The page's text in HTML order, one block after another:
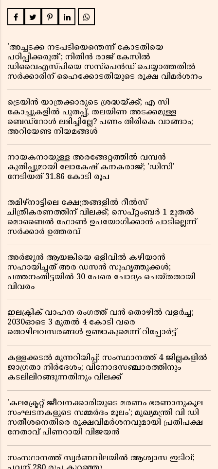
'അച്ചടക്ക നടപടിയെന്തെന്ന് കോടതിയെ
പഠിപ്പിക്കരുത്'; നിതിൻ രാജ് കേസിൽ
ഡിവൈഎസ്പിയെ സസ്പെൻഡ് ചെയ്യാത്തതിൽ
സർക്കാരിന് ഹൈക്കോടതിയുടെ രൂക്ഷ വിമർശനം
ട്രെയിൻ യാത്രക്കാരുടെ ശ്രദ്ധയ്ക്ക്; എ സി
കോച്ചുകളിൽ പുതപ്പ്, തലയിണ അടക്കമുള്ള
ബെഡ്റോൾ ലഭിച്ചില്ലേ? പണം തിരികെ വാങ്ങാം;
അറിയേണ്ട നിയമങ്ങൾ
നായകനായുള്ള അരങ്ങേറ്റത്തിൽ വമ്പൻ
കുതിപ്പുമായി ലോകേഷ് കനകരാജ്; 'ഡിസി'
നേടിയത് 31.86 കോടി രൂപ
തമിഴ്‌നാട്ടിലെ ക്ഷേത്രങ്ങളിൽ റീൽസ്
ചിത്രീകരണത്തിന് വിലക്ക്; സെപ്റ്റംബർ 1 മുതൽ
മൊബൈൽ ഫോൺ ഉപയോഗിക്കാൻ പാടില്ലെന്ന്
സർക്കാർ ഉത്തരവ്
അർജുൻ ആയങ്കിയെ ഒളിവിൽ കഴിയാൻ
സഹായിച്ചത് അര ഡസൻ സുഹൃത്തുക്കൾ;
പത്തനംതിട്ടയിൽ 30 പേരെ ചോദ്യം ചെയ്തതായി
വിവരം ​​​​​​​
ഇലക്ട്രിക് വാഹന രംഗത്ത് വൻ തൊഴിൽ വളർച്ച;
2030ഓടെ 3 മുതൽ 4 കോടി വരെ
തൊഴിലവസരങ്ങൾ ഉണ്ടാകുമെന്ന് റിപ്പോർട്ട്
കള്ളക്കടൽ മുന്നറിയിപ്പ്: സംസ്ഥാനത്ത് 4 ജില്ലകളിൽ
ജാഗ്രതാ നിർദേശം; വിനോദസഞ്ചാരത്തിനും
കടലിലിറങ്ങുന്നതിനും വിലക്ക്
'കലക്ട്രേറ്റ് ജീവനക്കാരിയുടെ മരണം ഭരണാനുകൂല
സംഘടനകളുടെ സമ്മർദം മൂലം'; മുഖ്യമന്ത്രി വി ഡി
സതീശനെതിരെ രൂക്ഷവിമർശനവുമായി പ്രതിപക്ഷ
നേതാവ് പിണറായി വിജയൻ
സംസ്ഥാനത്ത് സ്വര്‍ണവിലയില്‍ ആശ്വാസ ഇടിവ്;